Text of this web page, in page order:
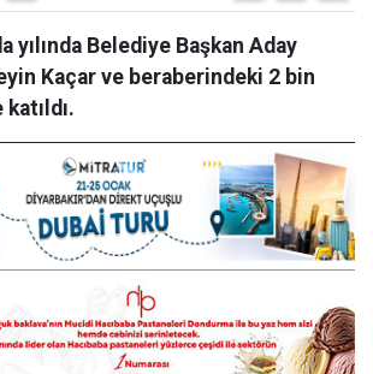
yılında Belediye Başkan Aday
Kaçar ve beraberindeki 2 bin